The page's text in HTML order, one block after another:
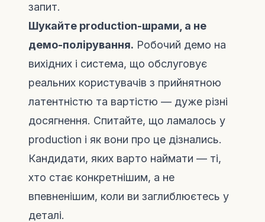
запит.
Шукайте production-шрами, а не
демо-полірування. Робочий демо на
вихідних і система, що обслуговує
реальних користувачів з прийнятною
латентністю та вартістю — дуже різні
досягнення. Спитайте, що ламалось у
production і як вони про це дізнались.
Кандидати, яких варто наймати — ті,
хто стає конкретнішим, а не
впевненішим, коли ви заглиблюєтесь у
деталі.